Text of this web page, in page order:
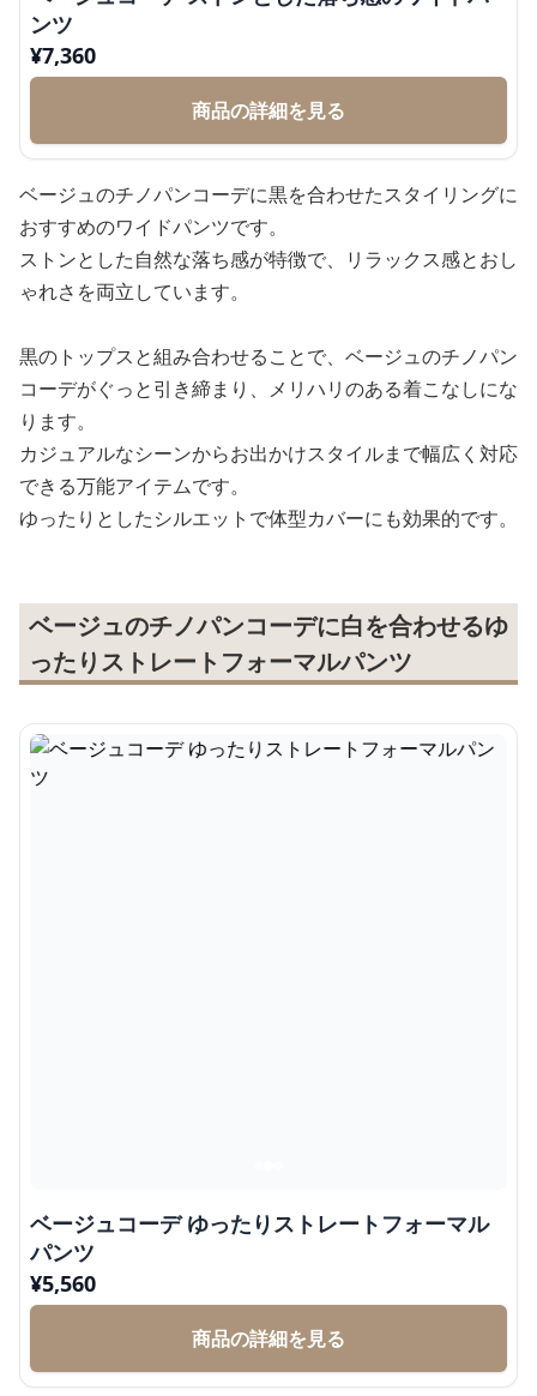
ンツ
¥7,360
商品の詳細を見る
ベージュのチノパンコーデに黒を合わせたスタイリングに
おすすめのワイドパンツです。
ストンとした自然な落ち感が特徴で、リラックス感とおし
ゃれさを両立しています。
黒のトップスと組み合わせることで、ベージュのチノパン
コーデがぐっと引き締まり、メリハリのある着こなしにな
ります。
カジュアルなシーンからお出かけスタイルまで幅広く対応
できる万能アイテムです。
ゆったりとしたシルエットで体型カバーにも効果的です。
ベージュのチノパンコーデに白を合わせるゆ
ったりストレートフォーマルパンツ
ベージュコーデ ゆったりストレートフォーマル
パンツ
¥5,560
商品の詳細を見る